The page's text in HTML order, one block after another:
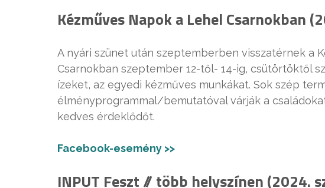
Kézműves Napok a Lehel Csarnokban
A nyári szünet után szeptemberben visszatérnek a
Csarnokban szeptember 12-től- 14-ig, csütörtöktől
ízeket, az egyedi kézműves munkákat. Sok szép
élményprogrammal/bemutatóval várják a
kedves érdeklődőt.
Facebook-esemény >>
INPUT Feszt // több helyszínen (2024.